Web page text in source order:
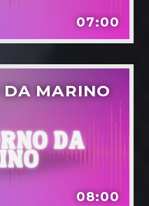
07:00
MARINO
08:00